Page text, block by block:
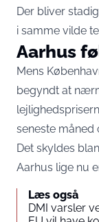
Der bliver
i samme vilde
Aarhus
Mens
begyndt at
seneste måned
Det skyldes
Aarhus lige nu
Læs også
DMI varsler